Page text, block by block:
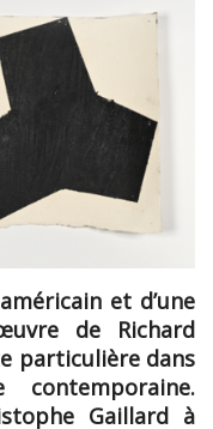
et d’une
de Richard
particulière dans
Gaillard à